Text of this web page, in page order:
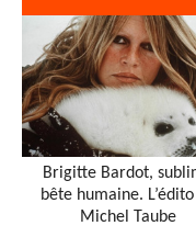
Brigitte Bardot,
bête humaine.
Michel Taube